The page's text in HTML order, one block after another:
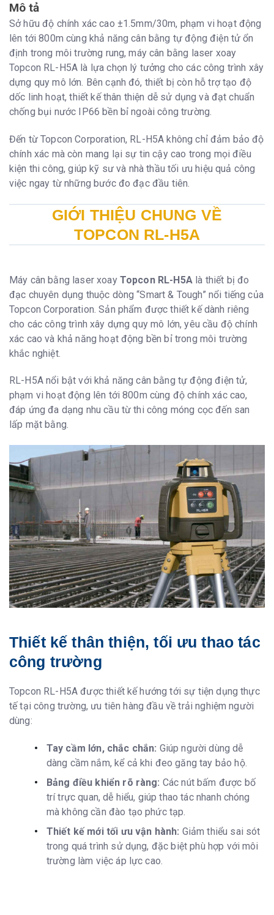
Nhiệt độ hoạt
động
Kích thước
104(W) x 127(D) x 37(H) mm
Trọng lượng
2,3 kg (5,1 lbs) (với pin khô)
2,5 kg (5,5 lbs) (với BT-79Q)
Nguồn điện/Thời
gian hoạt động ở
20°C (68°F)
4 pin khô cỡ D / 100 giờ
LS-80X
Độ chính xác
Cao: ±1mm (±0.04in.)
Kênh thông tin
9 kênh (cộng thêm cảnh báo cao/thấp
ngoài phạm vi)
Chiều rộng chùm
tia
50mm (2.0in.)
Chuông báo
To/Nhỏ/Tắt
Biểu tượng cảnh
báo RL-H4C
Cảnh báo HI, pin yếu
Cảnh báo mức
pin
Biểu tượng LCD
Tự động tắt
nước
Nhiệt độ hoạt
động
-20°C to +50°C (-4°F to +122°F)
Kích thước
Trọng lượng
200g (7.0oz.) bao gồm hai pin AA/LR6
Pin
2 pin AA/LR6
Thời gian hoạt
động ở 20°C
(68°F)
Khoảng 120 giờ
Mô tả
Sở hữu độ chính xác cao ±1.5mm/30m, phạm vi hoạt động
lên tới 800m cùng khả năng cân bằng tự động điện tử ổn
định trong môi trường rung, máy cân bằng laser xoay
Topcon RL-H5A là lựa chọn lý tưởng cho các công trình xây
dựng quy mô lớn. Bên cạnh đó, thiết bị còn hỗ trợ tạo độ
dốc linh hoạt, thiết kế thân thiện dễ sử dụng và đạt chuẩn
chống bụi nước IP66 bền bỉ ngoài công trường.
Đến từ Topcon Corporation, RL-H5A không chỉ đảm bảo độ
chính xác mà còn mang lại sự tin cậy cao trong mọi điều
kiện thi công, giúp kỹ sư và nhà thầu tối ưu hiệu quả công
việc ngay từ những bước đo đạc đầu tiên.
GIỚI THIỆU CHUNG VỀ
TOPCON RL-H5A
Máy cân bằng laser xoay Topcon RL-H5A là thiết bị đo
đạc chuyên dụng thuộc dòng “Smart & Tough” nổi tiếng của
Topcon Corporation . Sản phẩm được thiết kế dành riêng
cho các công trình xây dựng quy mô lớn, yêu cầu độ chính
xác cao và khả năng hoạt động bền bỉ trong môi trường
khắc nghiệt.
RL-H5A nổi bật với khả năng cân bằng tự động điện tử,
phạm vi hoạt động lên tới 800m cùng độ chính xác cao,
đáp ứng đa dạng nhu cầu từ thi công móng cọc đến san
lấp mặt bằng.
Thiết kế thân thiện, tối ưu thao tác
công trường
Topcon RL-H5A được thiết kế hướng tới sự tiện dụng thực
tế tại công trường, ưu tiên hàng đầu về trải nghiệm người
dùng:
Tay cầm lớn, chắc chắn: Giúp người dùng dễ
dàng cầm nắm, kể cả khi đeo găng tay bảo hộ.
Bảng điều khiển rõ ràng: Các nút bấm được bố
trí trực quan, dễ hiểu, giúp thao tác nhanh chóng
mà không cần đào tạo phức tạp.
Thiết kế mới tối ưu vận hành: Giảm thiểu sai sót
trong quá trình sử dụng, đặc biệt phù hợp với môi
trường làm việc áp lực cao.